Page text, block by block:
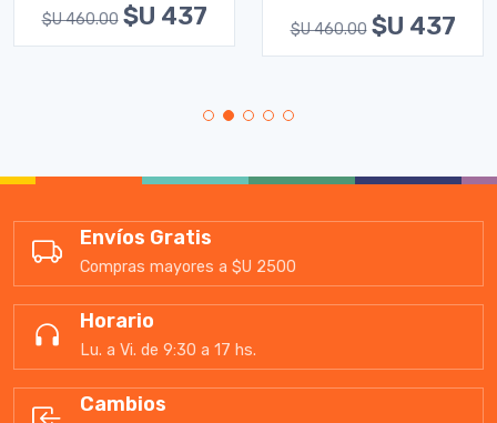
$U 460.00 $U 437 $U 460.00 $U 437
Envíos Gratis
Compras mayores a $U 2500
Horario
Lu. a Vi. de 9:30 a 17 hs.
Cambios